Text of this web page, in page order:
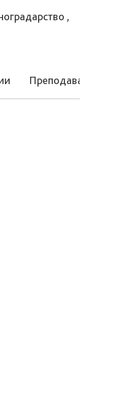
,
Преподаваемые